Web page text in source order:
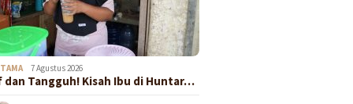
7 Agustus 2026
Tangguh! Kisah Ibu di Huntar…